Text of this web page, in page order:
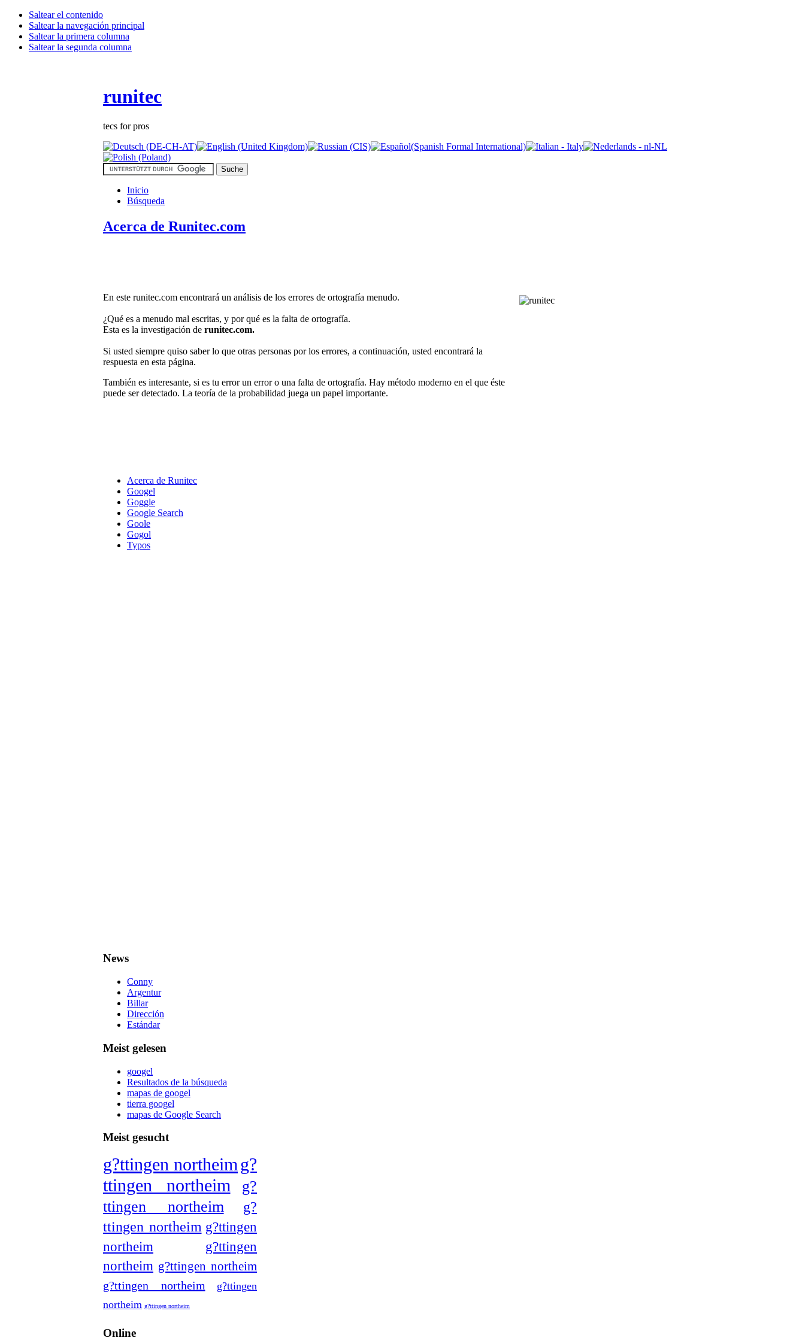
Saltear el contenido
Saltear la navegación principal
Saltear la primera columna
Saltear la segunda columna
runitec
tecs for pros
Inicio
Búsqueda
Acerca de Runitec.com
En este runitec.com encontrará un análisis de los errores de ortografía menudo.
¿Qué es a menudo mal escritas, y por qué es la falta de ortografía.
Esta es la investigación de runitec.com.
Si usted siempre quiso saber lo que otras personas por los errores, a continuación, usted encontrará la
respuesta en esta página.
También es interesante, si es tu error un error o una falta de ortografía. Hay método moderno en el que éste
puede ser detectado. La teoría de la probabilidad juega un papel importante.
Acerca de Runitec
Googel
Goggle
Google Search
Goole
Gogol
Typos
News
Conny
Argentur
Billar
Dirección
Estándar
Meist gelesen
googel
Resultados de la búsqueda
mapas de googel
tierra googel
mapas de Google Search
Meist gesucht
g?ttingen northeimg?
ttingen northeim
g?
ttingen northeim
g?
ttingen northeim g?ttingen
northeim
g?ttingen
northeim g?ttingen northeim
g?ttingen northeim
g?ttingen
northeim g?ttingen northeim
Online